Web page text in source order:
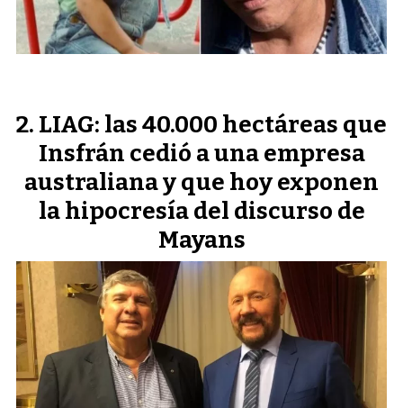
LIAG: las 40.000 hectáreas que
Insfrán cedió a una empresa
australiana y que hoy exponen
la hipocresía del discurso de
Mayans